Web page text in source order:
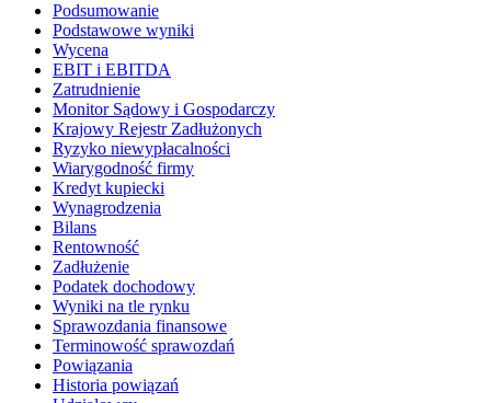
Podsumowanie
Podstawowe wyniki
Wycena
EBIT i EBITDA
Zatrudnienie
Monitor Sądowy i Gospodarczy
Krajowy Rejestr Zadłużonych
Ryzyko niewypłacalności
Wiarygodność firmy
Kredyt kupiecki
Wynagrodzenia
Bilans
Rentowność
Zadłużenie
Podatek dochodowy
Wyniki na tle rynku
Sprawozdania finansowe
Terminowość sprawozdań
Powiązania
Historia powiązań